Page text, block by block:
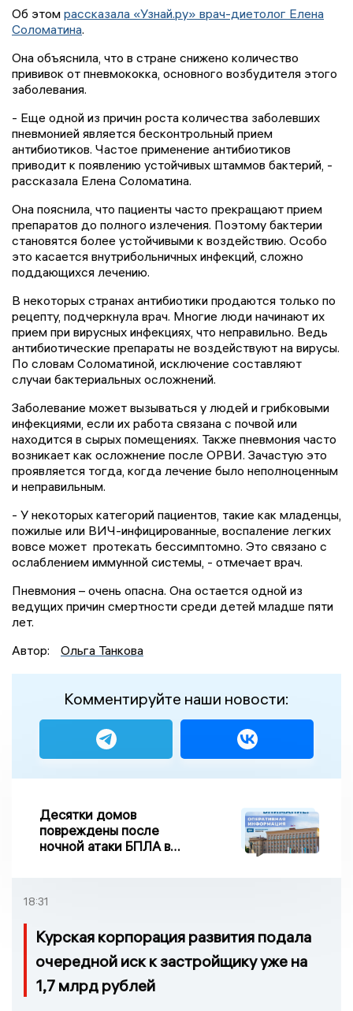
Об этом рассказала «Узнай.ру» врач-диетолог Елена
Соломатина.
Она объяснила, что в стране снижено количество
прививок от пневмококка, основного возбудителя этого
заболевания.
- Еще одной из причин роста количества заболевших
пневмонией является бесконтрольный прием
антибиотиков. Частое применение антибиотиков
приводит к появлению устойчивых штаммов бактерий, -
рассказала Елена Соломатина.
Она пояснила, что пациенты часто прекращают прием
препаратов до полного излечения. Поэтому бактерии
становятся более устойчивыми к воздействию. Особо
это касается внутрибольничных инфекций, сложно
поддающихся лечению.
В некоторых странах антибиотики продаются только по
рецепту, подчеркнула врач. Многие люди начинают их
прием при вирусных инфекциях, что неправильно. Ведь
антибиотические препараты не воздействуют на вирусы.
По словам Соломатиной, исключение составляют
случаи бактериальных осложнений.
Заболевание может вызываться у людей и грибковыми
инфекциями, если их работа связана с почвой или
находится в сырых помещениях. Также пневмония часто
возникает как осложнение после ОРВИ. Зачастую это
проявляется тогда, когда лечение было неполноценным
и неправильным.
- У некоторых категорий пациентов, такие как младенцы,
пожилые или ВИЧ-инфицированные, воспаление легких
вовсе может протекать бессимптомно. Это связано с
ослаблением иммунной системы, - отмечает врач.
Пневмония – очень опасна. Она остается одной из
ведущих причин смертности среди детей младше пяти
лет.
Автор:
Ольга Танкова
Комментируйте наши новости:
Десятки домов
повреждены после
ночной атаки БПЛА в
18:31
Курская корпорация развития подала
очередной иск к застройщику уже на
1,7 млрд рублей